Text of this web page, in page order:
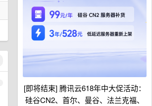
[即将结束] 腾讯云618年中大促活动：
硅谷CN2、首尔、曼谷、法兰克福、